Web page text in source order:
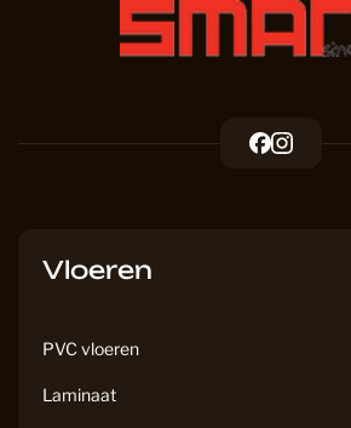
F I
Vloeren
PVC vloeren
Laminaat